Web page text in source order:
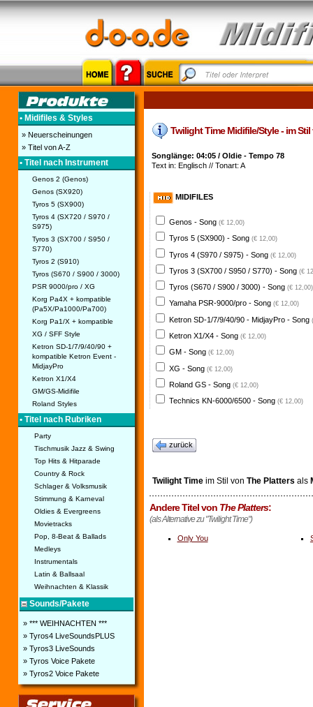
• Midifiles & Styles
» Neuerscheinungen
» Titel von A-Z
• Titel nach Instrument
Genos 2 (Genos)
Genos (SX920)
Tyros 5 (SX900)
Tyros 4 (SX720 / S970 /
S975)
Tyros 3 (SX700 / S950 /
S770)
Tyros 2 (S910)
Tyros (S670 / S900 / 3000)
PSR 9000/pro / XG
Korg Pa4X + kompatible
(Pa5X/Pa1000/Pa700)
Korg Pa1/X + kompatible
XG / SFF Style
Ketron SD-1/7/9/40/90 +
kompatible Ketron Event -
MidjayPro
Ketron X1/X4
GM/GS-Midifile
Roland Styles
• Titel nach Rubriken
Party
Tischmusik Jazz & Swing
Top Hits & Hitparade
Country & Rock
Schlager & Volksmusik
Stimmung & Karneval
Oldies & Evergreens
Movietracks
Pop, 8-Beat & Ballads
Medleys
Instrumentals
Latin & Ballsaal
Weihnachten & Klassik
Sounds/Pakete
» *** WEIHNACHTEN ***
» Tyros4 LiveSoundsPLUS
» Tyros3 LiveSounds
» Tyros Voice Pakete
» Tyros2 Voice Pakete
Twilight Time Midifile/Style - im
Songlänge: 04:05 / Oldie - Tempo 78
Text in: Englisch // Tonart: A
MIDIFILES
Genos - Song (€ 12,00)
Tyros 5 (SX900) - Song (€ 12,00)
Tyros 4 (S970 / S975) - Song (€ 12,00)
Tyros 3 (SX700 / S950 / S770) - Song (€
Tyros (S670 / S900 / 3000) - Song (€ 12,00)
Yamaha PSR-9000/pro - Song (€ 12,00)
Ketron SD-1/7/9/40/90 - MidjayPro - Song
Ketron X1/X4 - Song (€ 12,00)
GM - Song (€ 12,00)
XG - Song (€ 12,00)
Roland GS - Song (€ 12,00)
Technics KN-6000/6500 - Song (€ 12,00)
zurück
Twilight Timeim Stil von The Platters als
Andere Titel von The Platters:
(als Alternative zu "Twilight Time")
Only You